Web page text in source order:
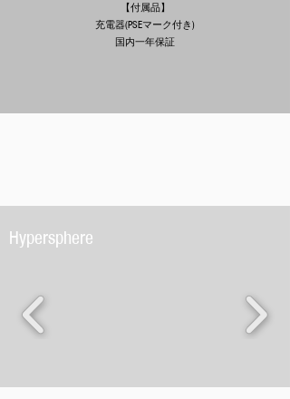
【付属品】
充電器(PSEマーク付き)
国内一年保証
Hypersphere